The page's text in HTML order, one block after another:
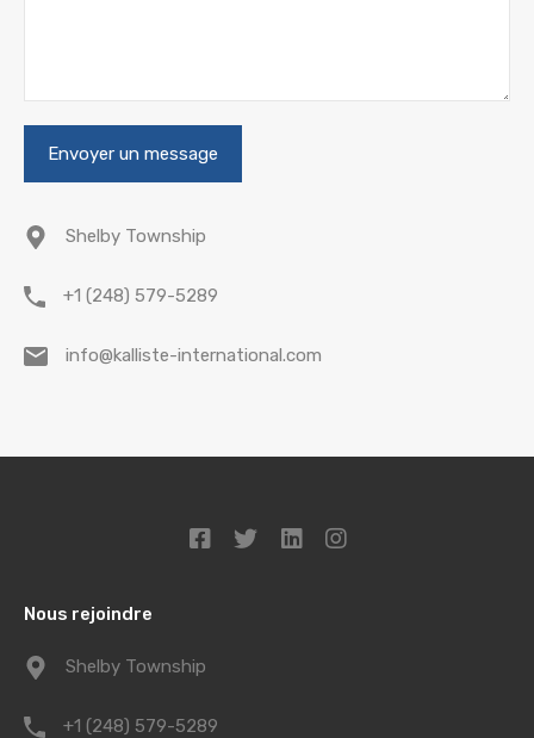
Shelby Township
+1 (248) 579-5289
info@kalliste-international.com
Nous rejoindre
Shelby Township
+1 (248) 579-5289